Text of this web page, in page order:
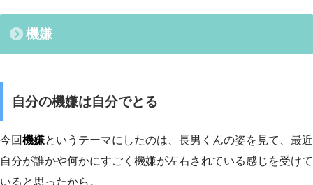
機嫌
自分の機嫌は自分でとる
今回機嫌というテーマにしたのは、長男くんの姿を見て、最近
自分が誰かや何かにすごく機嫌が左右されている感じを受けて
いると思ったから。